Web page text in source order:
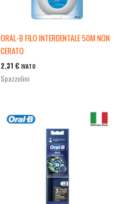
ORAL-B FILO INTERDENTALE 50M NON
CERATO
2,31 € IVATO
Spazzolini